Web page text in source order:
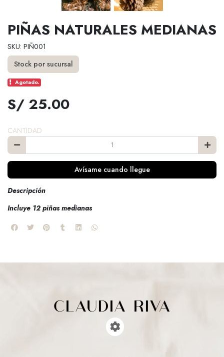
PIÑAS NATURALES MEDIANAS
SKU: PIÑ001
Stock por sucursal
Agotado.
S/ 25.00
CANTIDAD
Avísame cuando llegue
Descripción
Incluye 12 piñas medianas